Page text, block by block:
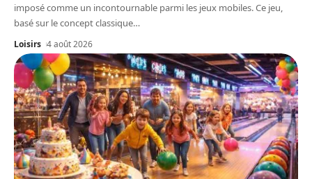
imposé comme un incontournable parmi les jeux mobiles. Ce jeu,
basé sur le concept classique…
Loisirs 4 août 2026